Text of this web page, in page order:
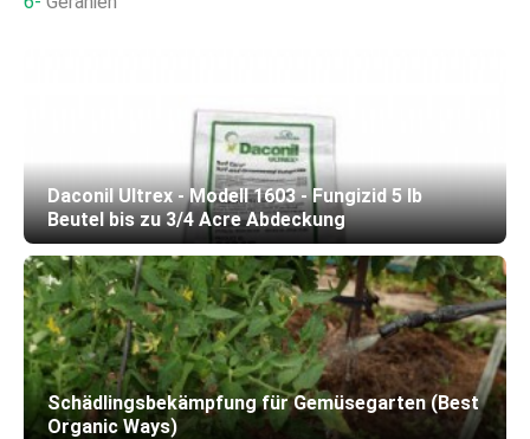
Daconil Ultrex - Modell 1603 - Fungizid 5 lb
Beutel bis zu 3/4 Acre Abdeckung
Schädlingsbekämpfung für Gemüsegarten (Best
Organic Ways)